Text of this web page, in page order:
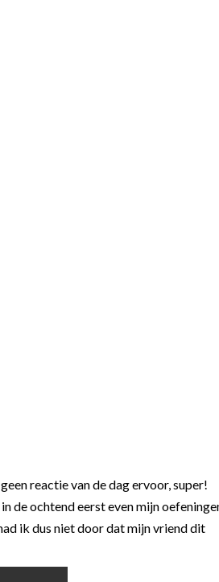
reactie van de dag ervoor, super!
de ochtend eerst even mijn
ik dus niet door dat mijn vriend dit